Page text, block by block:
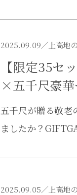
2025.09.09／ 上高地
【限定35セ
×五千尺豪華
五千尺が贈る敬老
ましたか？
2025.09.05／ 上高地